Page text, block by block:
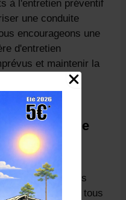
à l'entretien préventif
une conduite
encourageons une
d'entretien
et maintenir la
de votre
de contrôle
Born
technique
Club des
pour tous